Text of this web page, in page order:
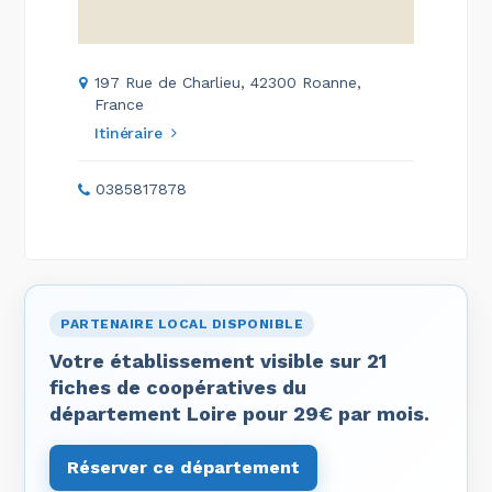
197 Rue de Charlieu, 42300 Roanne,
France
Itinéraire
0385817878
PARTENAIRE LOCAL DISPONIBLE
Votre établissement visible sur 21
fiches de coopératives du
département Loire pour 29€ par mois.
Réserver ce département